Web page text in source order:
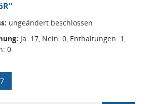
ungeändert beschlossen
Ja: 17, Nein: 0, Enthaltungen: 1,
0